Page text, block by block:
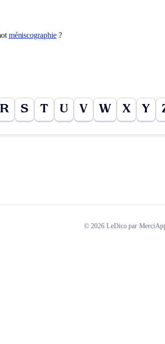
méniscographie?
R S T U V W X Y
© 2026 LeDico par